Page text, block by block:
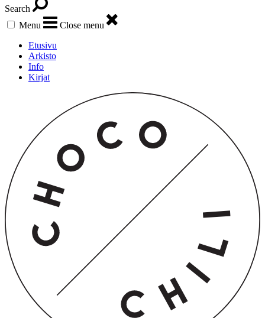
Search
Menu
Close menu
Etusivu
Arkisto
Info
Kirjat